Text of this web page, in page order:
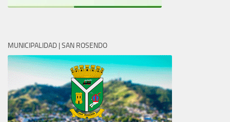
MUNICIPALIDAD | SAN ROSENDO